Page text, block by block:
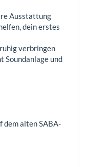
Ausstattung
dein erstes
verbringen
Soundanlage und
dem alten SABA-